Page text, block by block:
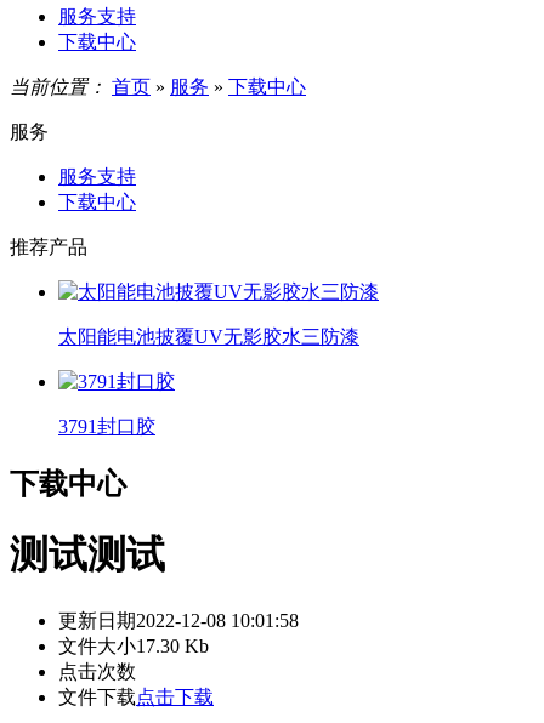
服务支持
下载中心
当前位置： 首页 » 服务 » 下载中心
服务
服务支持
下载中心
推荐产品
太阳能电池披覆UV无影胶水三防漆
3791封口胶
下载中心
测试测试
更新日期2022-12-08 10:01:58
文件大小17.30 Kb
点击次数
文件下载点击下载